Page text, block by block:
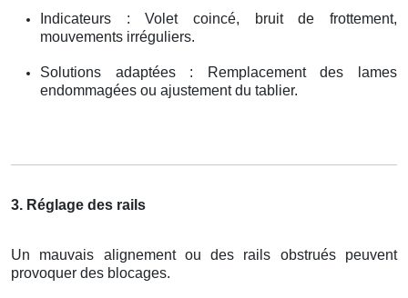
Indicateurs : Volet coincé, bruit de frottement,
mouvements irréguliers.
Solutions adaptées : Remplacement des lames
endommagées ou ajustement du tablier.
3. Réglage des rails
Un mauvais alignement ou des rails obstrués peuvent
provoquer des blocages.